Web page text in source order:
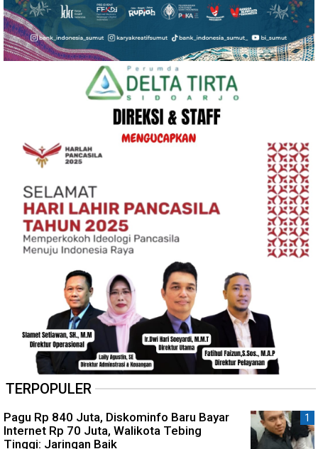
TERPOPULER
Pagu Rp 840 Juta, Diskominfo Baru Bayar
Internet Rp 70 Juta, Walikota Tebing
Tinggi: Jaringan Baik